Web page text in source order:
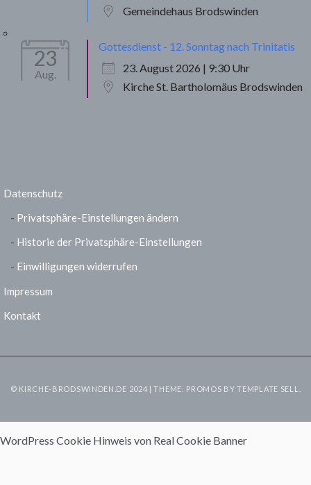
Gemeindehaus Brodswinden
23
Aug.
Gottesdienst - 12. Sonntag nach Trinitatis
23. August 2026 | 9:30 Uhr
Kirche St. Bartholomäus Brodswinden
Datenschutz
Privatsphäre-Einstellungen ändern
Historie der Privatsphäre-Einstellungen
Einwilligungen widerrufen
Impressum
Kontakt
© KIRCHE-BRODSWINDEN.DE 2024 | THEME: PROMOS BYTEMPLATE SELL
WordPress Cookie Hinweis von Real Cookie Banner